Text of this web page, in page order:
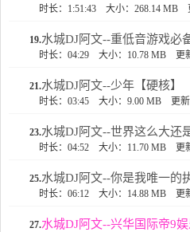
时长：1:51:43 大小：268.14 MB
19.水城DJ阿文--重低音游戏必
时长：04:29 大小：10.78 MB 更
21.水城DJ阿文--少年【硬核】
时长：03:45 大小：9.00 MB 更
23.水城DJ阿文--世界这么大还
时长：04:52 大小：11.70 MB 更
25.水城DJ阿文--你是我唯一的
时长：06:12 大小：14.88 MB 更
27.水城DJ阿文--兴华国际帝9